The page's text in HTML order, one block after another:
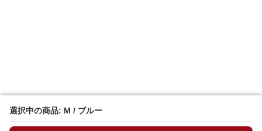
選択中の商品: M / ブルー
選択中の商品: M / ブルー